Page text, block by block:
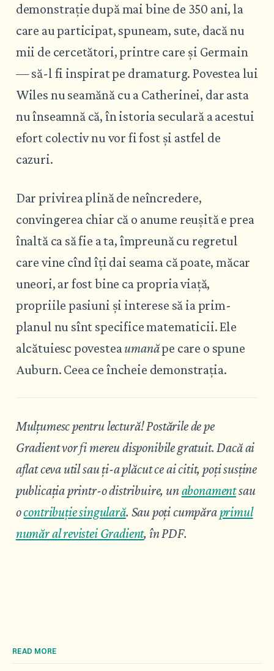
demonstrație după mai bine de 350 ani, la
care au participat, spuneam, sute, dacă nu
mii de cercetători, printre care și Germain
— să-l fi inspirat pe dramaturg. Povestea lui
Wiles nu seamănă cu a Catherinei, dar asta
nu înseamnă că, în istoria seculară a acestui
efort colectiv nu vor fi fost și astfel de
cazuri.
Dar privirea plină de neîncredere,
convingerea chiar că o anume reușită e prea
înaltă ca să fie a ta, împreună cu regretul
care vine cînd îți dai seama că poate, măcar
uneori, ar fost bine ca propria viață,
propriile pasiuni și interese să ia prim-
planul nu sînt specifice matematicii. Ele
alcătuiesc povestea umanăpe care o spune
Auburn. Ceea ce încheie demonstrația.
Mulțumesc pentru lectură! Postările de pe
Gradient vor fi mereu disponibile gratuit. Dacă ai
aflat ceva util sau ți-a plăcut ce ai citit, poți susține
publicația printr-o distribuire, unabonamentsau
ocontribuție singulară. Sau poți cumpăraprimul
număr al revistei Gradient, în PDF.
READ MORE